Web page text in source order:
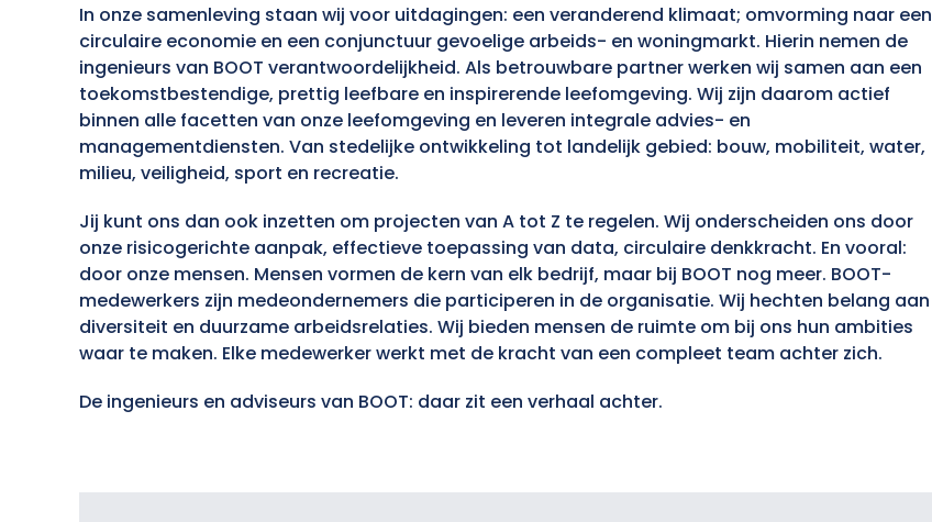
In onze samenleving staan wij voor uitdagingen: een veranderend klimaat; omvorming naar een
circulaire economie en een conjunctuur gevoelige arbeids- en woningmarkt. Hierin nemen de
ingenieurs van BOOT verantwoordelijkheid. Als betrouwbare partner werken wij samen aan een
toekomstbestendige, prettig leefbare en inspirerende leefomgeving. Wij zijn daarom actief
binnen alle facetten van onze leefomgeving en leveren integrale advies- en
managementdiensten. Van stedelijke ontwikkeling tot landelijk gebied: bouw, mobiliteit, water,
milieu, veiligheid, sport en recreatie.
Jij kunt ons dan ook inzetten om projecten van A tot Z te regelen. Wij onderscheiden ons door
onze risicogerichte aanpak, effectieve toepassing van data, circulaire denkkracht. En vooral:
door onze mensen. Mensen vormen de kern van elk bedrijf, maar bij BOOT nog meer. BOOT-
medewerkers zijn medeondernemers die participeren in de organisatie. Wij hechten belang aan
diversiteit en duurzame arbeidsrelaties. Wij bieden mensen de ruimte om bij ons hun ambities
waar te maken. Elke medewerker werkt met de kracht van een compleet team achter zich.
De ingenieurs en adviseurs van BOOT: daar zit een verhaal achter.